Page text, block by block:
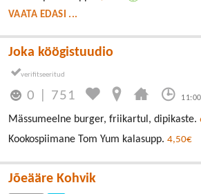
VAATA EDASI ...
Joka köögistuudio
0 751
Mässumeelne burger, friikartul, dipikaste.
Kookospiimane Tom Yum kalasupp. 4,50€
Jõeääre Kohvik